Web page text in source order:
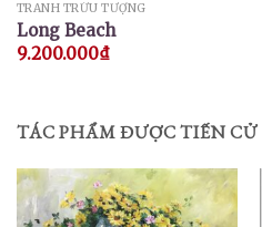
TRANH TRỪU TƯỢNG
Long Beach
9.200.000₫
TÁC PHẨM ĐƯỢC TIẾN CỬ